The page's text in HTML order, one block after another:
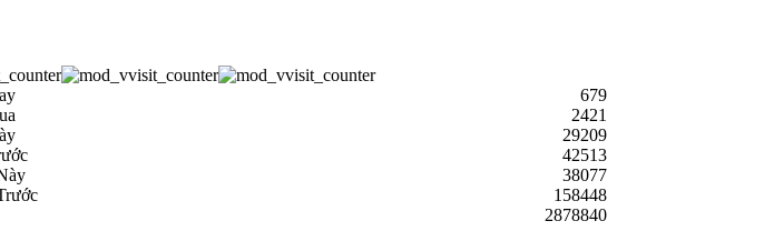
679
2421
29209
42513
38077
158448
2878840